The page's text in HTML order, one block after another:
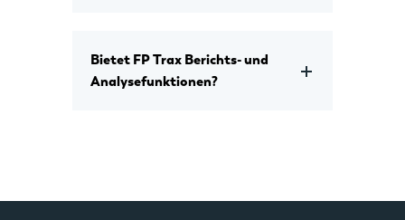
Bietet FP Trax Berichts- und
Analysefunktionen?